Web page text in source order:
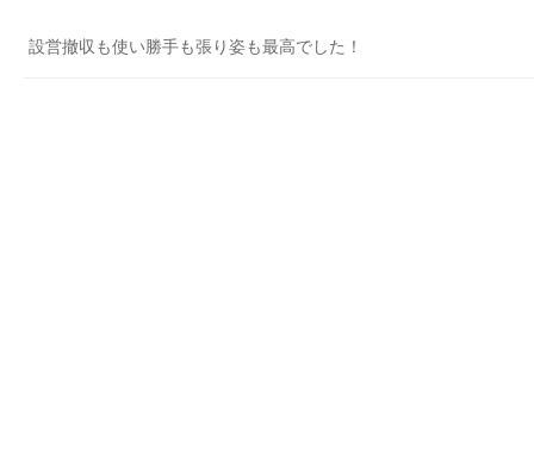
設営撤収も使い勝手も張り姿も最高でした！